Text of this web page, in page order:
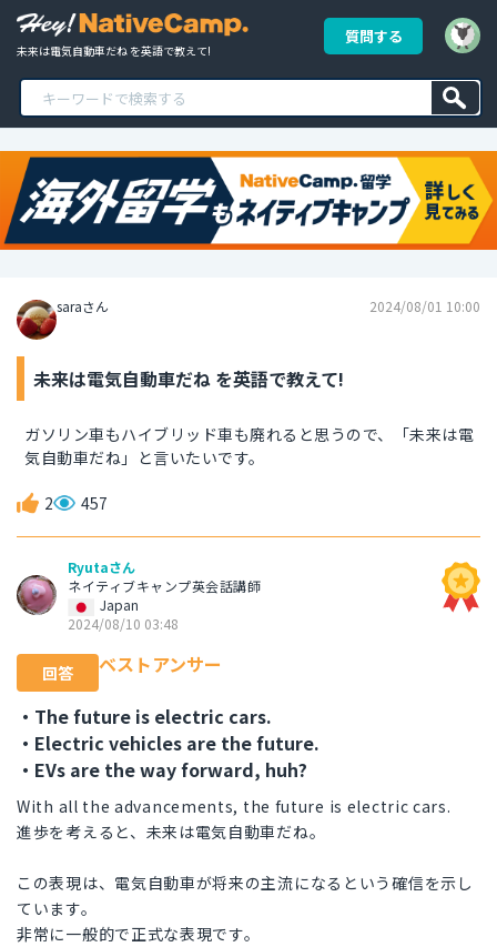
未来は電気自動車だね を英語で教えて!
質問する
saraさん 2024/08/01 10:00
未来は電気自動車だね を英語で教えて!
ガソリン車もハイブリッド車も廃れると思うので、「未来は電
気自動車だね」と言いたいです。
2 457
Ryutaさん
ネイティブキャンプ英会話講師
Japan
2024/08/10 03:48
回答
ベストアンサー
・The future is electric cars.
・Electric vehicles are the future.
・EVs are the way forward, huh?
With all the advancements, the future is electric cars.
進歩を考えると、未来は電気自動車だね。
この表現は、電気自動車が将来の主流になるという確信を示し
ています。
非常に一般的で正式な表現です。